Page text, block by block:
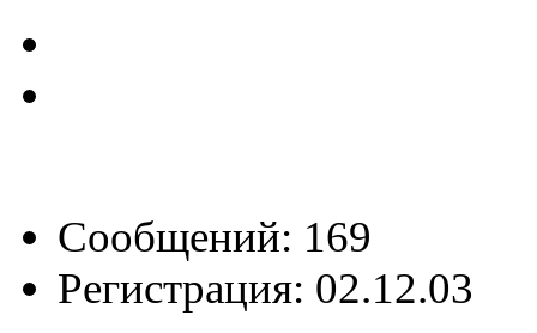
Сообщений: 169
Регистрация: 02.12.03